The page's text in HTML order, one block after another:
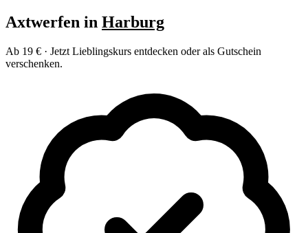
Axtwerfen in Harburg
Ab 19 € · Jetzt Lieblingskurs entdecken oder als Gutschein
verschenken.